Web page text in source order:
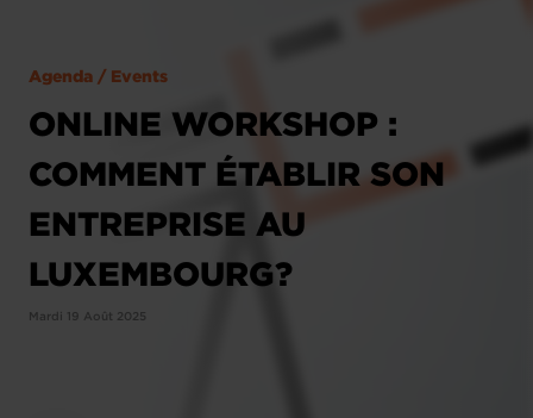
Agenda / Events
ONLINE WORKSHOP :
COMMENT ÉTABLIR SON
ENTREPRISE AU
LUXEMBOURG?
Mardi 19 Août 2025